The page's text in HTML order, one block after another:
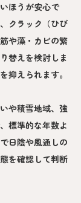
ほうが安心で
クラック（ひび
や藻・カビの繁
替えを検討しま
抑えられます。
や積雪地域、強
標準的な年数よ
日陰や風通しの
を確認して判断